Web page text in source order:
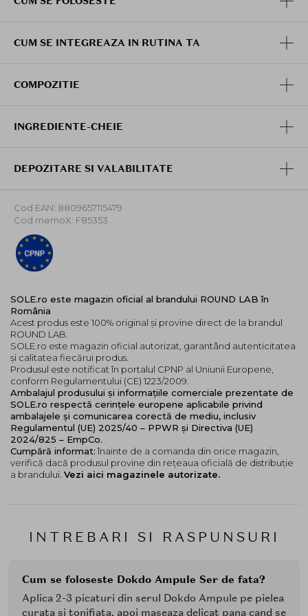
INTREBARI SI RASPUNSURI
Cum se foloseste Dokdo Ampule Ser de fata?
Aplica 2-3 picaturi din serul Dokdo Ampule pe pielea
curata si tonifiata, apoi maseaza delicat pana cand se
CUM SE INTEGREAZA IN RUTINA TA
COMPOZITIE
INGREDIENTE-CHEIE
DEPOZITARE SI VALABILITATE
Cod EAN: 8809657115479
Cod memoX: F85353
SOLE.ro este magazin oficial al brandului ROUND LAB în
România
Acest produs este 100% original și provine direct de la brandul
ROUND LAB.
SOLE.ro este magazin oficial autorizat, garantând autenticitatea
și calitatea fiecărui produs.
Produsul este notificat în portalul CPNP al Uniunii Europene,
conform Regulamentului (CE) 1223/2009.
Ambalajul produsului și informațiile comerciale prezentate de
SOLE.ro respectă cerințele europene aplicabile privind
ambalajele și comunicarea corectă de mediu, inclusiv
Regulamentul (UE) 2025/40 – PPWR și Directiva (UE)
2024/825 – EmpCo.
Cumpără informat: înainte de a comanda din orice magazin,
verifică dacă produsul provine din rețeaua oficială de distribuție
a brandului. Vezi aici magazinele autorizate.